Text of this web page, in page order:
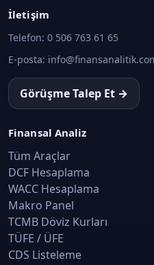
İletişim
Telefon: 0 506 763 61 65
E-posta:
Görüşme Talep Et →
Finansal Analiz
Tüm Araçlar
DCF Hesaplama
WACC Hesaplama
Makro Panel
TCMB Döviz Kurları
TÜFE / ÜFE
CDS Listeleme